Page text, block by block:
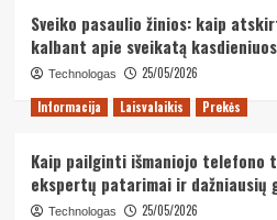
Sveiko pasaulio žinios: kaip
kalbant apie sveikatą
Technologas
25/05/2026
Informacija
Laisvalaikis Prekės
Kaip pailginti išmaniojo telefono
ekspertų patarimai ir dažniausių
Technologas
25/05/2026